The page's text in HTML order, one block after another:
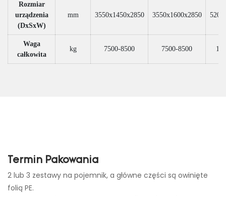
Rozmiar
urządzenia
(DxSxW)
mm 3550x1450x2850 3550x1600x2850
Waga
całkowita
kg 7500-8500 7500-8500
Termin Pakowania
2 lub 3 zestawy na pojemnik, a główne części są owinięte
folią PE.